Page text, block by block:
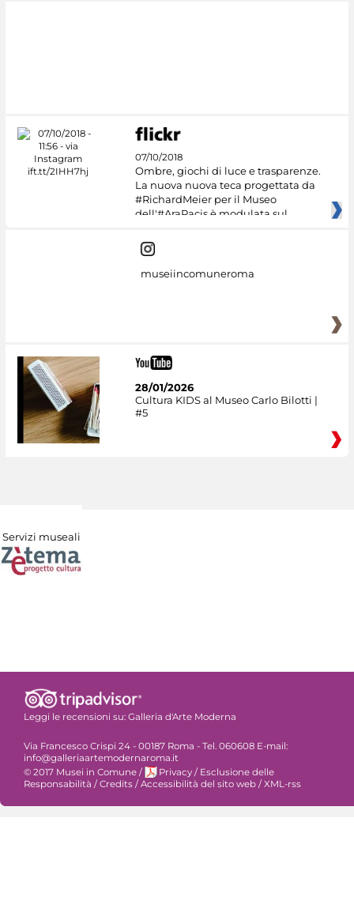
07/10/2018
Ombre, giochi di luce e trasparenze.
La nuova nuova teca progettata da
#RichardMeier per il Museo
dell'#AraPacis è modulata sul
museiincomuneroma
28/01/2026
Cultura KIDS al Museo Carlo Bilotti |
#5
Servizi museali
Leggi le recensioni su: Galleria d'Arte Moderna
Via Francesco Crispi 24 - 00187 Roma - Tel. 060608 E-mail:
info@galleriaartemodernaroma.it
© 2017 Musei in Comune / Privacy / Esclusione delle
Responsabilità /Credits /Accessibilità del sito web /XML-rss